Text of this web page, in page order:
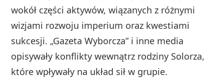
wokół części aktywów, wiązanych z różnymi
wizjami rozwoju imperium oraz kwestiami
sukcesji. „Gazeta Wyborcza” i inne media
opisywały konflikty wewnątrz rodziny Solorza,
które wpływały na układ sił w grupie.